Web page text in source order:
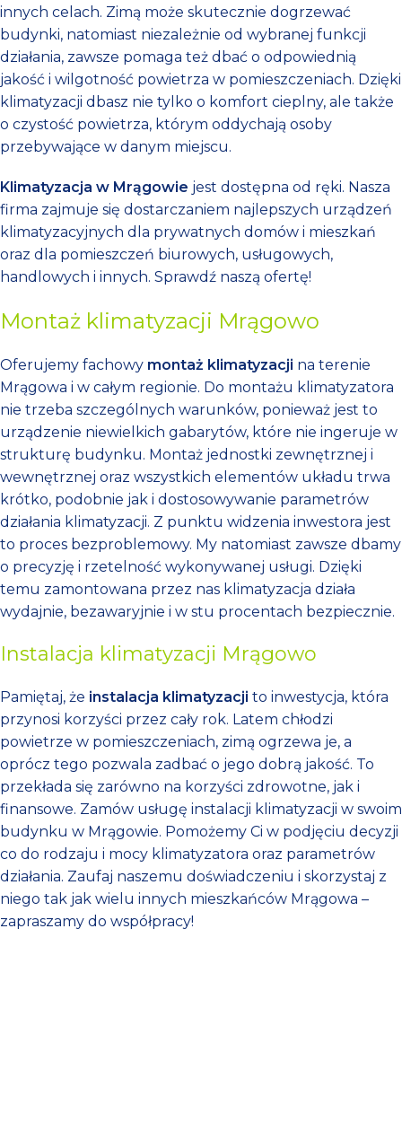
innych celach. Zimą może skutecznie dogrzewać
budynki, natomiast niezależnie od wybranej funkcji
działania, zawsze pomaga też dbać o odpowiednią
jakość i wilgotność powietrza w pomieszczeniach. Dzięki
klimatyzacji dbasz nie tylko o komfort cieplny, ale także
o czystość powietrza, którym oddychają osoby
przebywające w danym miejscu.
Klimatyzacja w Mrągowie jest dostępna od ręki. Nasza
firma zajmuje się dostarczaniem najlepszych urządzeń
klimatyzacyjnych dla prywatnych domów i mieszkań
oraz dla pomieszczeń biurowych, usługowych,
handlowych i innych. Sprawdź naszą ofertę!
Montaż klimatyzacji Mrągowo
Oferujemy fachowy montaż klimatyzacji na terenie
Mrągowa i w całym regionie. Do montażu klimatyzatora
nie trzeba szczególnych warunków, ponieważ jest to
urządzenie niewielkich gabarytów, które nie ingeruje w
strukturę budynku. Montaż jednostki zewnętrznej i
wewnętrznej oraz wszystkich elementów układu trwa
krótko, podobnie jak i dostosowywanie parametrów
działania klimatyzacji. Z punktu widzenia inwestora jest
to proces bezproblemowy. My natomiast zawsze dbamy
o precyzję i rzetelność wykonywanej usługi. Dzięki
temu zamontowana przez nas klimatyzacja działa
wydajnie, bezawaryjnie i w stu procentach bezpiecznie.
Instalacja klimatyzacji Mrągowo
Pamiętaj, że instalacja klimatyzacji to inwestycja, która
przynosi korzyści przez cały rok. Latem chłodzi
powietrze w pomieszczeniach, zimą ogrzewa je, a
oprócz tego pozwala zadbać o jego dobrą jakość. To
przekłada się zarówno na korzyści zdrowotne, jak i
finansowe. Zamów usługę instalacji klimatyzacji w swoim
budynku w Mrągowie. Pomożemy Ci w podjęciu decyzji
co do rodzaju i mocy klimatyzatora oraz parametrów
działania. Zaufaj naszemu doświadczeniu i skorzystaj z
niego tak jak wielu innych mieszkańców Mrągowa –
zapraszamy do współpracy!